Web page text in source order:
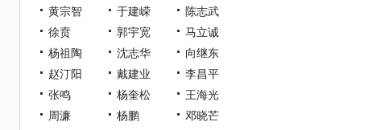
黄宗智
于建嵘
陈志武
徐贲
郭宇宽
马立诚
杨祖陶
沈志华
向继东
赵汀阳
戴建业
李昌平
张鸣
杨奎松
王海光
周濂
杨鹏
邓晓芒